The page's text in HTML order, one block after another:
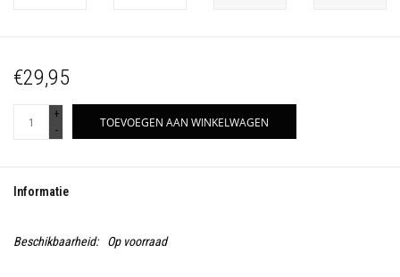
€29,95
+
-
TOEVOEGEN AAN WINKELWAGEN
Informatie
Beschikbaarheid: Op voorraad